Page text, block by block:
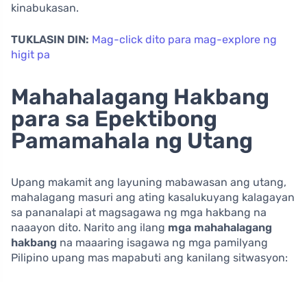
kinabukasan.
TUKLASIN DIN: Mag-click dito para mag-explore ng
higit pa
Mahahalagang Hakbang
para sa Epektibong
Pamamahala ng Utang
Upang makamit ang layuning mabawasan ang utang,
mahalagang masuri ang ating kasalukuyang kalagayan
sa pananalapi at magsagawa ng mga hakbang na
naaayon dito. Narito ang ilang mga mahahalagang
hakbang na maaaring isagawa ng mga pamilyang
Pilipino upang mas mapabuti ang kanilang sitwasyon: